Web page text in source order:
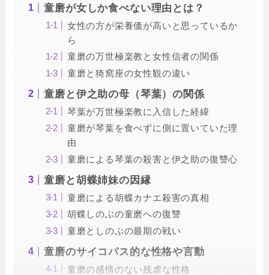
童磨が女しか食べない理由とは？
女性の方が栄養価が高いと思っているか
ら
童磨の万世極楽教と女性信者の関係
童磨と猗窩座の女性観の違い
童磨と伊之助の母（琴葉）の関係
琴葉が万世極楽教に入信した経緯
童磨が琴葉を食べずに側に置いていた理
由
童磨による琴葉の殺害と伊之助の復讐心
童磨と胡蝶姉妹の因縁
童磨による胡蝶カナエ殺害の真相
胡蝶しのぶの童磨への復讐
童磨としのぶの最期の戦い
童磨のサイコパス的な性格や言動
童磨の感情のない残虐な性格